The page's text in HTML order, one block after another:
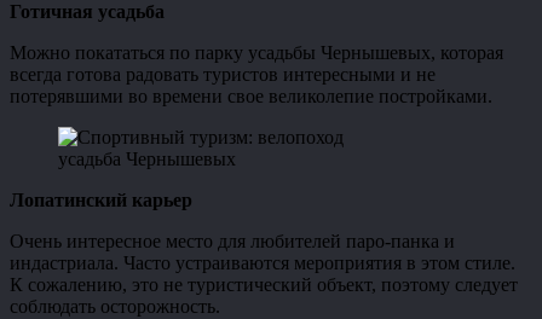
Готичная усадьба
Можно покататься по парку усадьбы Чернышевых, которая
всегда готова радовать туристов интересными и не
потерявшими во времени свое великолепие постройками.
усадьба Чернышевых
Лопатинский карьер
Очень интересное место для любителей паро-панка и
индастриала. Часто устраиваются мероприятия в этом стиле.
К сожалению, это не туристический объект, поэтому следует
соблюдать осторожность.